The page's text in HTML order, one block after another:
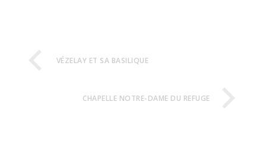
VÉZELAY ET SA BASILIQUE
CHAPELLE NOTRE-DAME DU REFUGE